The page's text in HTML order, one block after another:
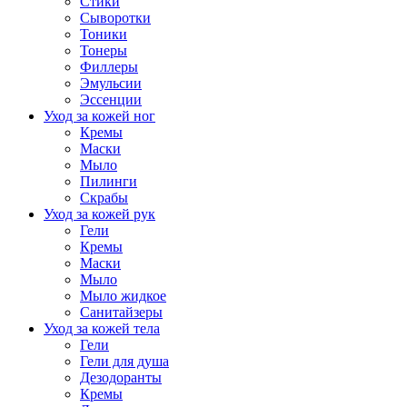
Сыворотки
Тоники
Тонеры
Филлеры
Эмульсии
Эссенции
Уход за кожей ног
Кремы
Маски
Мыло
Пилинги
Скрабы
Уход за кожей рук
Гели
Кремы
Маски
Мыло
Мыло жидкое
Санитайзеры
Уход за кожей тела
Гели
Гели для душа
Дезодоранты
Кремы